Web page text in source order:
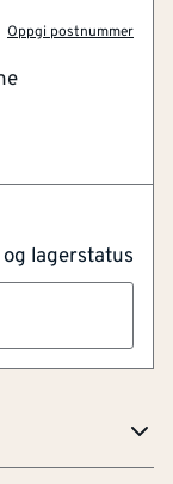
lagerstatus
Oppgi postnummer
Hvit farge.